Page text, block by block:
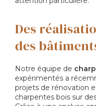
Des
des
Notre équipe de
expérimentés a
projets de rénovation
charpentes bois sur